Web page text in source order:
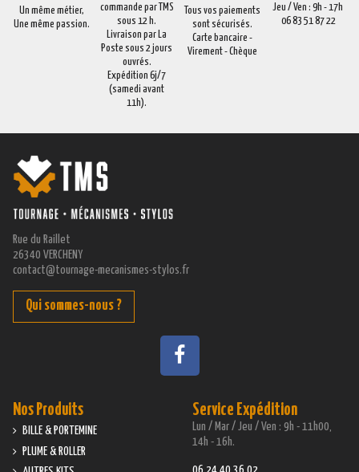
Un même métier,
Une même passion.
commande par TMS
sous 12 h.
Livraison par La
Poste sous 2 jours
ouvrés.
Expédition 6j/7
(samedi avant
11h).
Tous vos paiements
sont sécurisés.
Carte bancaire -
Virement - Chèque
Jeu / Ven : 9h - 17h
06 83 51 87 22
Rue du Raillet
26340 VERCHENY
contact@tournage-mecanismes-stylos.fr
Qui sommes-nous ?
Service Expédition
Lun / Mar / Jeu / Ven : 9h - 11h00,
14h - 16h.
Nos Produits
BILLE & PORTEMINE
PLUME & ROLLER